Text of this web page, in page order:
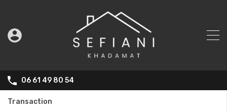
06 61 49 80 54
Transaction